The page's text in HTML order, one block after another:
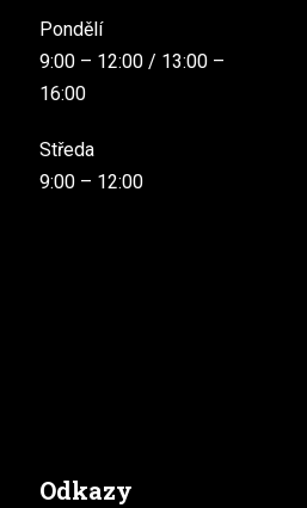
Pondělí
9:00 – 12:00 / 13:00 –
16:00
Středa
9:00 – 12:00
Odkazy